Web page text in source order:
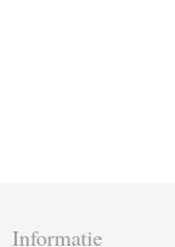
Informatie